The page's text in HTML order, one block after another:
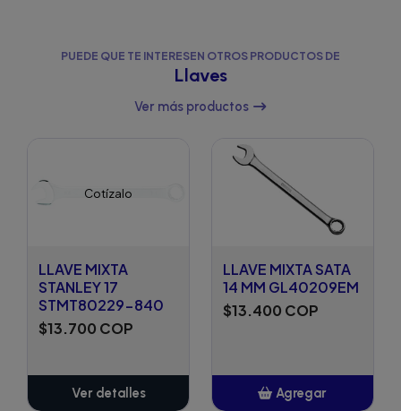
PUEDE QUE TE INTERESEN OTROS PRODUCTOS DE
Llaves
Ver más productos
Cotízalo
LLAVE MIXTA
STANLEY 17
STMT80229-840
$13.700 COP
Ver detalles
LLAVE MIXTA SATA
14 MM GL40209EM
$13.400 COP
Agregar